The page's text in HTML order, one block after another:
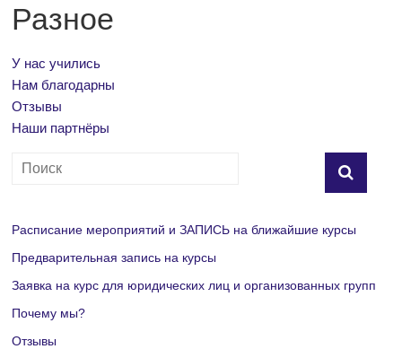
Разное
У нас учились
Нам благодарны
Отзывы
Наши партнёры
Расписание мероприятий и ЗАПИСЬ на ближайшие курсы
Предварительная запись на курсы
Заявка на курс для юридических лиц и организованных групп
Почему мы?
Отзывы